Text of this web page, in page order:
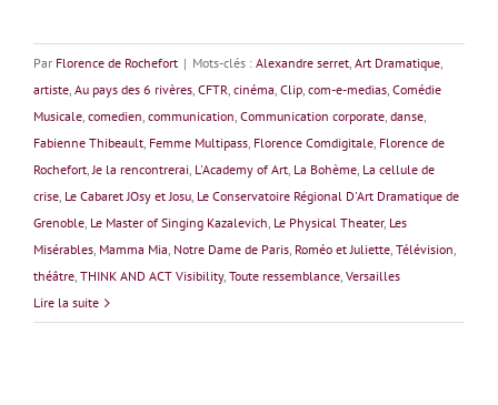
Par Florence de Rochefort | Mots-clés : Alexandre serret, Art Dramatique,
artiste, Au pays des 6 rivères, CFTR, cinéma, Clip, com-e-medias, Comédie
Musicale, comedien, communication, Communication corporate, danse,
Fabienne Thibeault, Femme Multipass, Florence Comdigitale, Florence de
Rochefort,Je la rencontrerai, L'Academy of Art, La Bohème, La cellule de
crise, Le Cabaret JOsy et Josu, Le Conservatoire Régional D'Art Dramatique de
Grenoble, Le Master of Singing Kazalevich, Le Physical Theater, Les
Misérables, Mamma Mia, Notre Dame de Paris, Roméo et Juliette, Télévision,
théâtre, THINK AND ACT Visibility, Toute ressemblance, Versailles
Lire la suite